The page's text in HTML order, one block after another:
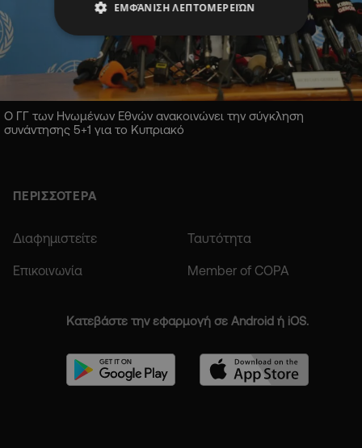
Ο ΓΓ των Ηνωμένων Εθνών ανακοινώνει την σύγκληση
συνάντησης 5+1 για το Κυπριακό
ΠΕΡΙΣΣΟΤΕΡΑ
Διαφημιστείτε Ταυτότητα
Επικοινωνία Member of COPA
Κατεβάστε την εφαρμογή σε Android ή iOS.
ΕΜΦΆΝΙΣΗ ΛΕΠΤΟΜΕΡΕΙΏΝ